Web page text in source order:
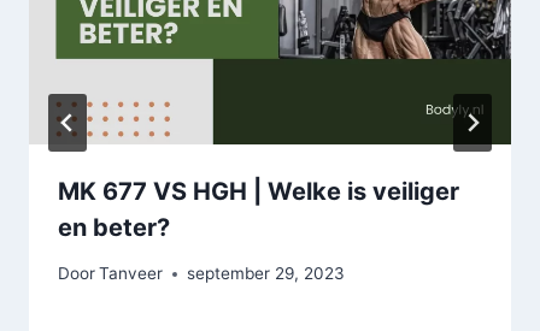
MK 677 VS HGH | Welke is veiliger
en beter?
DoorTanveer september 29, 2023